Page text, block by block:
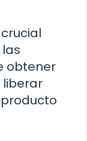
obtener
liberar